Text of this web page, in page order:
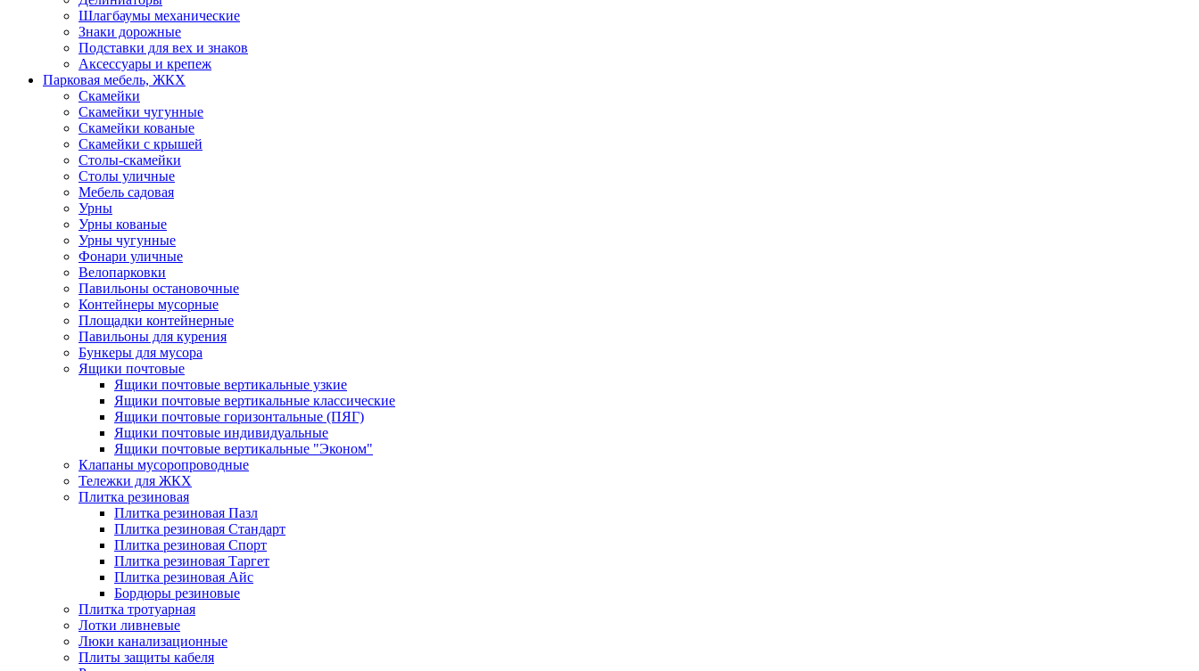
Шлагбаумы механические
Знаки дорожные
Подставки для вех и знаков
Аксессуары и крепеж
Парковая мебель, ЖКХ
Скамейки
Скамейки чугунные
Скамейки кованые
Скамейки с крышей
Столы-скамейки
Столы уличные
Мебель садовая
Урны
Урны кованые
Урны чугунные
Фонари уличные
Велопарковки
Павильоны остановочные
Контейнеры мусорные
Площадки контейнерные
Павильоны для курения
Бункеры для мусора
Ящики почтовые
Ящики почтовые вертикальные узкие
Ящики почтовые вертикальные классические
Ящики почтовые горизонтальные (ПЯГ)
Ящики почтовые индивидуальные
Ящики почтовые вертикальные "Эконом"
Клапаны мусоропроводные
Тележки для ЖКХ
Плитка резиновая
Плитка резиновая Пазл
Плитка резиновая Стандарт
Плитка резиновая Спорт
Плитка резиновая Таргет
Плитка резиновая Айс
Бордюры резиновые
Плитка тротуарная
Лотки ливневые
Люки канализационные
Плиты защиты кабеля